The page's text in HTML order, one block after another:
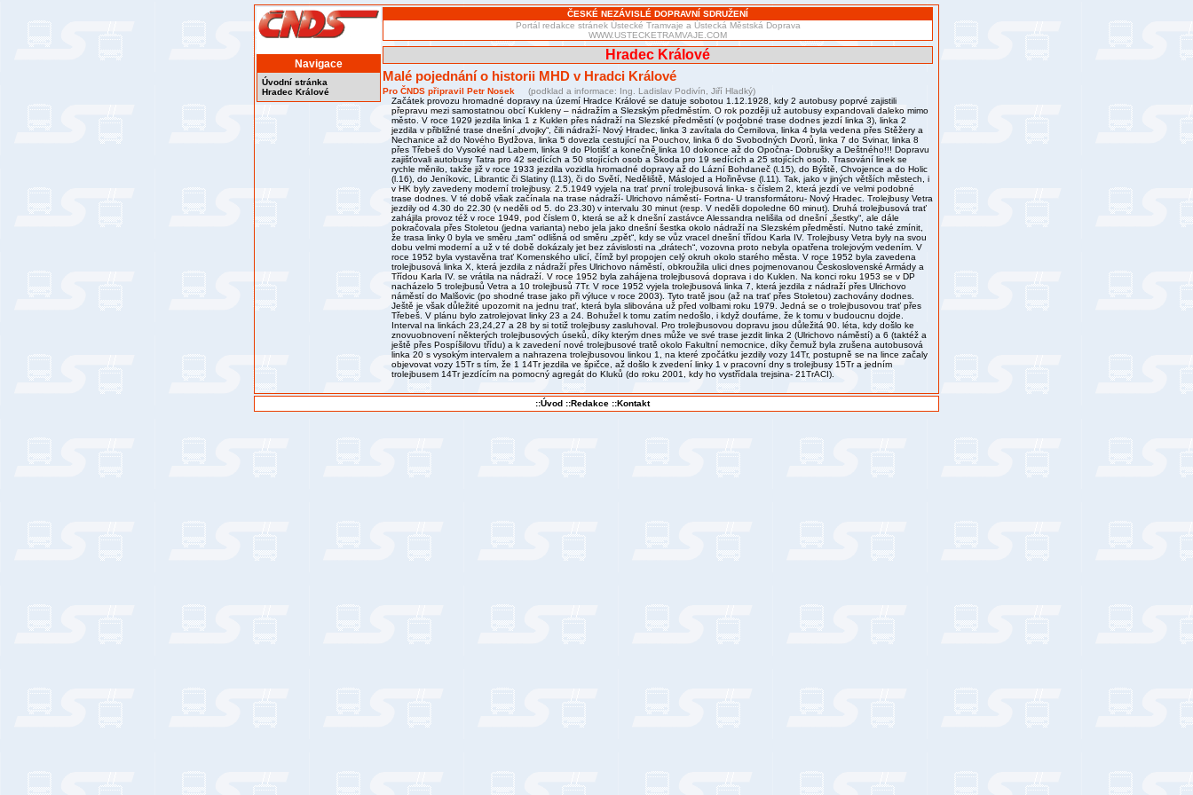
Navigace
Úvodní stránka
Hradec Králové
ČESKÉ NEZÁVISLÉ DOPRAVNÍ SDRUŽENÍ
Portál redakce stránek Ústecké Tramvaje a Ústecká Městská Doprava
WWW.USTECKETRAMVAJE.COM
Hradec Králové
Malé pojednání o historii MHD v Hradci Králové
Pro ČNDS připravil Petr Nosek
(podklad a informace: Ing. Ladislav Podivín, Jiří Hladký)
Začátek provozu hromadné dopravy na území Hradce Králové se datuje sobotou 1.12.1928, kdy 2 autobusy poprvé zajistili
přepravu mezi samostatnou obcí Kukleny – nádražím a Slezským předměstím. O rok později už autobusy expandovali daleko mimo
město. V roce 1929 jezdila linka 1 z Kuklen přes nádraží na Slezské předměstí (v podobné trase dodnes jezdí linka 3), linka 2
jezdila v přibližné trase dnešní „dvojky“, čili nádraží- Nový Hradec, linka 3 zavítala do Černilova, linka 4 byla vedena přes Stěžery a
Nechanice až do Nového Bydžova, linka 5 dovezla cestující na Pouchov, linka 6 do Svobodných Dvorů, linka 7 do Svinar, linka 8
přes Třebeš do Vysoké nad Labem, linka 9 do Plotišť a konečně linka 10 dokonce až do Opočna- Dobrušky a Deštného!!! Dopravu
zajišťovali autobusy Tatra pro 42 sedících a 50 stojících osob a Škoda pro 19 sedících a 25 stojících osob. Trasování linek se
rychle měnilo, takže již v roce 1933 jezdila vozidla hromadné dopravy až do Lázní Bohdaneč (l.15), do Býště, Chvojence a do Holic
(l.16), do Jeníkovic, Librantic či Slatiny (l.13), či do Světí, Neděliště, Máslojed a Hořiněvse (l.11). Tak, jako v jiných větších městech, i
v HK byly zavedeny moderní trolejbusy. 2.5.1949 vyjela na trať první trolejbusová linka- s číslem 2, která jezdí ve velmi podobné
trase dodnes. V té době však začínala na trase nádraží- Ulrichovo náměstí- Fortna- U transformátoru- Nový Hradec. Trolejbusy Vetra
jezdily od 4.30 do 22.30 (v neděli od 5. do 23.30) v intervalu 30 minut (resp. V neděli dopoledne 60 minut). Druhá trolejbusová trať
zahájila provoz též v roce 1949, pod číslem 0, která se až k dnešní zastávce Alessandra nelišila od dnešní „šestky“, ale dále
pokračovala přes Stoletou (jedna varianta) nebo jela jako dnešní šestka okolo nádraží na Slezském předměstí. Nutno také zmínit,
že trasa linky 0 byla ve směru „tam“ odlišná od směru „zpět“, kdy se vůz vracel dnešní třídou Karla IV. Trolejbusy Vetra byly na svou
dobu velmi moderní a už v té době dokázaly jet bez závislosti na „drátech“, vozovna proto nebyla opatřena trolejovým vedením. V
roce 1952 byla vystavěna trať Komenského ulicí, čímž byl propojen celý okruh okolo starého města. V roce 1952 byla zavedena
trolejbusová linka X, která jezdila z nádraží přes Ulrichovo náměstí, obkroužila ulici dnes pojmenovanou Československé Armády a
Třídou Karla IV. se vrátila na nádraží. V roce 1952 byla zahájena trolejbusová doprava i do Kuklen. Na konci roku 1953 se v DP
nacházelo 5 trolejbusů Vetra a 10 trolejbusů 7Tr. V roce 1952 vyjela trolejbusová linka 7, která jezdila z nádraží přes Ulrichovo
náměstí do Malšovic (po shodné trase jako při výluce v roce 2003). Tyto tratě jsou (až na trať přes Stoletou) zachovány dodnes.
Ještě je však důležité upozornit na jednu trať, která byla slibována už před volbami roku 1979. Jedná se o trolejbusovou trať přes
Třebeš. V plánu bylo zatrolejovat linky 23 a 24. Bohužel k tomu zatím nedošlo, i když doufáme, že k tomu v budoucnu dojde.
Interval na linkách 23,24,27 a 28 by si totiž trolejbusy zasluhoval. Pro trolejbusovou dopravu jsou důležitá 90. léta, kdy došlo ke
znovuobnovení některých trolejbusových úseků, díky kterým dnes může ve své trase jezdit linka 2 (Ulrichovo náměstí) a 6 (taktéž a
ještě přes Pospíšilovu třídu) a k zavedení nové trolejbusové tratě okolo Fakultní nemocnice, díky čemuž byla zrušena autobusová
linka 20 s vysokým intervalem a nahrazena trolejbusovou linkou 1, na které zpočátku jezdily vozy 14Tr, postupně se na lince začaly
objevovat vozy 15Tr s tím, že 1 14Tr jezdila ve špičce, až došlo k zvedení linky 1 v pracovní dny s trolejbusy 15Tr a jedním
trolejbusem 14Tr jezdícím na pomocný agregát do Kluků (do roku 2001, kdy ho vystřídala trejsina- 21TrACI).
::Úvod ::Redakce ::Kontakt